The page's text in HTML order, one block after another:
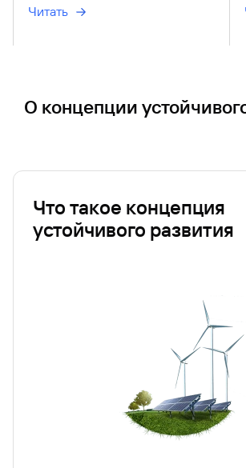
Читать
О концепции
Что такое концепция
устойчивого развития